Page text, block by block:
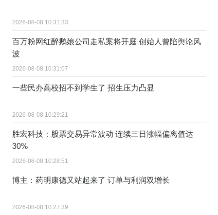
2026-08-08 10:31:33
百万粉网红醉鹅娘公司走私案将开庭 创始人曾陷舆论风
波
2026-08-08 10:31:07
一些民办高校招不到学生了 招生压力凸显
2026-08-08 10:29:21
胜宏科技：股票交易异常波动 连续三日涨幅偏离值达
30%
2026-08-08 10:28:51
博主：药明康德又站起来了 订单与利润双增长
2026-08-08 10:27:39